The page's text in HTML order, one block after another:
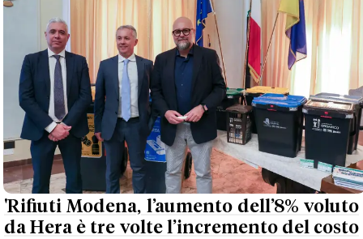
'Rifiuti Modena, l’aumento dell’8% voluto
da Hera è tre volte l’incremento del costo